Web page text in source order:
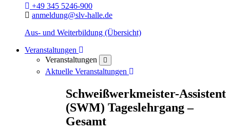
Telefon:
+49 345 5246-900
E-Mail:
anmeldung@slv-halle.de
Aus- und Weiterbildung (Übersicht)
Veranstaltungen
Veranstaltungen
Aktuelle Veranstaltungen Toggle Dropdown
Schweißwerkmeister-Assistent
(SWM) Tageslehrgang –
Gesamt